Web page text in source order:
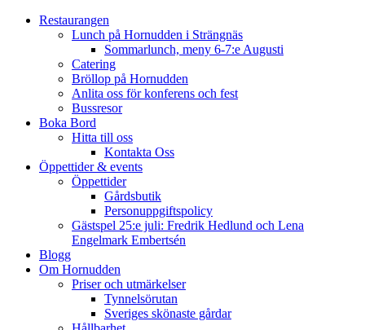
Restaurangen
Lunch på Hornudden i Strängnäs
Sommarlunch, meny 6-7:e Augusti
Catering
Bröllop på Hornudden
Anlita oss för konferens och fest
Bussresor
Boka Bord
Hitta till oss
Kontakta Oss
Öppettider & events
Öppettider
Gårdsbutik
Personuppgiftspolicy
Gästspel 25:e juli: Fredrik Hedlund och Lena
Engelmark Embertsén
Blogg
Om Hornudden
Priser och utmärkelser
Tynnelsörutan
Sveriges skönaste gårdar